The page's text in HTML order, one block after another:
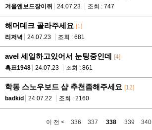
겨울엔보드장이쥐
24.07.23 조회 : 747
해머데크 골라주세요 [1]
리저녁
24.07.23 조회 : 681
avel 세일하고있어서 눈팅중인데 [4]
흑표1948
24.07.23 조회 : 861
학동 스노우보드 샵 추천좀해주세요 [12]
badkid
24.07.22 조회 : 2160
이 전 < 336 337 338 339 340